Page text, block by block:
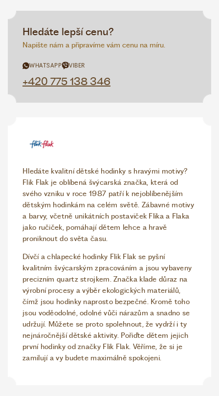
Hledáte lepší cenu?
Napište nám a připravíme vám cenu na míru.
WHATSAPP VIBER
+420 775 138 346
Hledáte kvalitní dětské hodinky s hravými motivy?
Flik Flak je oblíbená švýcarská značka, která od
svého vzniku v roce 1987 patří k nejoblíbenějším
dětským hodinkám na celém světě. Zábavné motivy
a barvy, včetně unikátních postaviček Flika a Flaka
jako ručiček, pomáhají dětem lehce a hravě
proniknout do světa času.
Dívčí a chlapecké hodinky Flik Flak se pyšní
kvalitním švýcarským zpracováním a jsou vybaveny
precizním quartz strojkem. Značka klade důraz na
výrobní procesy a výběr ekologických materiálů,
čímž jsou hodinky naprosto bezpečné. Kromě toho
jsou voděodolné, odolné vůči nárazům a snadno se
udržují. Můžete se proto spolehnout, že vydrží i ty
nejnáročnější dětské aktivity. Pořiďte dětem jejich
první hodinky od značky Flik Flak. Věříme, že si je
zamilují a vy budete maximálně spokojeni.